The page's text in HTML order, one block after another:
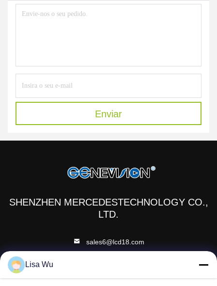
Enviar
SHENZHEN MERCEDESTECHNOLOGY CO.,
LTD.
sales6@lcd18.com
4/F, D de construção, parque industrial de GongChuangYing,
Lisa Wu